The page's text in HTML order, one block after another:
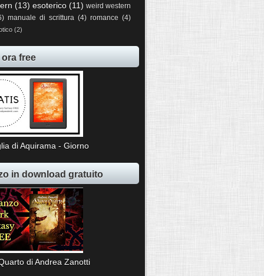
(13) esoterico (11) weird western
manuale di scrittura (4) romance (4)
(2)
free
di Aquirama - Giorno
in download gratuito
di Andrea Zanotti